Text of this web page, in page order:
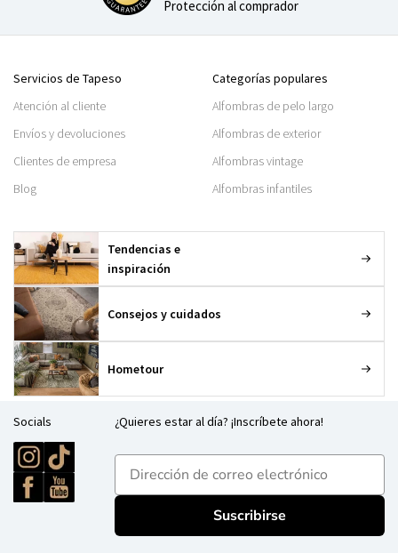
Protección al comprador
Servicios de Tapeso
Atención al cliente
Envíos y devoluciones
Clientes de empresa
Blog
Categorías populares
Alfombras de pelo largo
Alfombras de exterior
Alfombras vintage
Alfombras infantiles
Tendencias e
inspiración
Consejos y cuidados
Hometour
Socials ¿Quieres estar al día? ¡Inscríbete ahora!
E-mailadres
Suscribirse